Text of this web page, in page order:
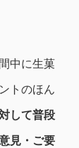
中に生菓
トのほん
して普段
見・ご要